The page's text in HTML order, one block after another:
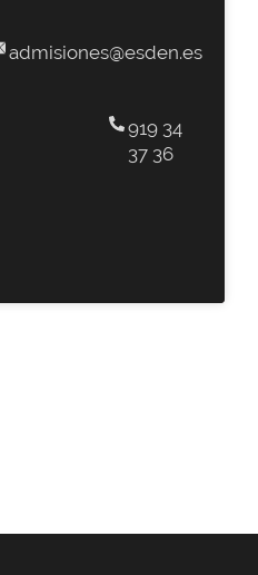
admisiones@esden.es
919 34
37 36